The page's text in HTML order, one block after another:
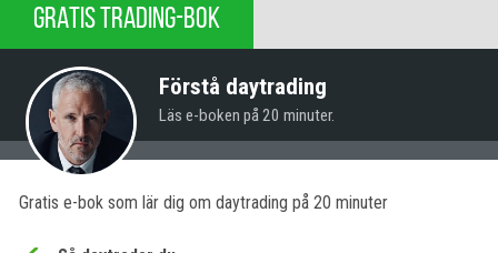
GRATIS TRADING-BOK
Förstå daytrading
Läs e-boken på 20 minuter.
Gratis e-bok som lär dig om daytrading på 20 minuter